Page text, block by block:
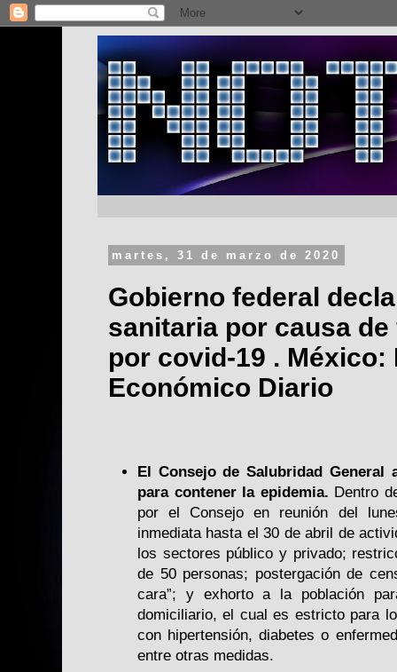
martes, 31 de marzo de 2020
Gobierno federal
sanitaria por causa
por covid-19 . México:
Económico Diario
El Consejo de Salubridad General
para contener la epidemia. Dentro
por el Consejo en reunión del
inmediata hasta el 30 de abril de
los sectores público y privado;
de 50 personas; postergación de
cara”; y exhorto a la población
domiciliario, el cual es estricto para
con hipertensión, diabetes o
entre otras medidas.